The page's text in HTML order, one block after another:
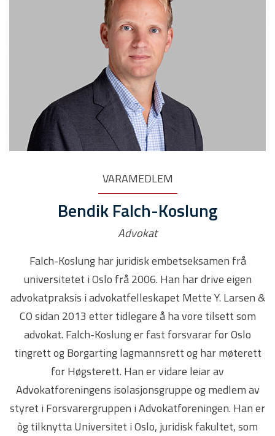
VARAMEDLEM
Bendik Falch-Koslung
Advokat
Falch-Koslung har juridisk embetseksamen frå
universitetet i Oslo frå 2006. Han har drive eigen
advokatpraksis i advokatfelleskapet Mette Y. Larsen &
CO sidan 2013 etter tidlegare å ha vore tilsett som
advokat. Falch-Koslung er fast forsvarar for Oslo
tingrett og Borgarting lagmannsrett og har møterett
for Høgsterett. Han er vidare leiar av
Advokatforeningens isolasjonsgruppe og medlem av
styret i Forsvarergruppen i Advokatforeningen. Han er
òg tilknytta Universitet i Oslo, juridisk fakultet, som